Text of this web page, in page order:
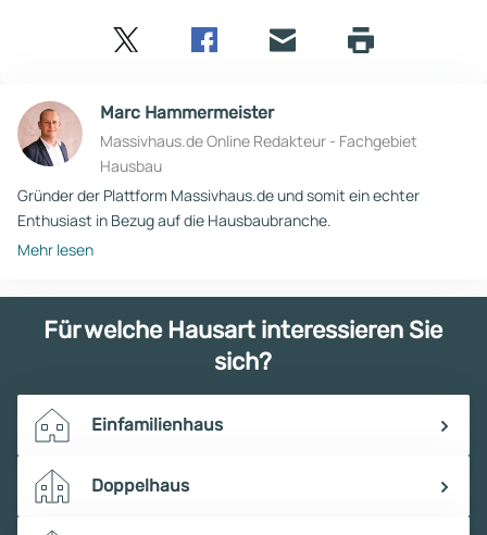
Marc Hammermeister
Massivhaus.de Online Redakteur - Fachgebiet
Hausbau
Gründer der Plattform Massivhaus.de und somit ein echter
Enthusiast in Bezug auf die Hausbaubranche.
Mehr lesen
Für welche Hausart interessieren Sie
sich?
Einfamilienhaus
Doppelhaus